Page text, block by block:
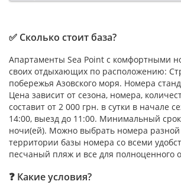
✅ Сколько стоит база?
Апартаменты Sea Point с комфортными
своих отдыхающих по расположению:
побережья Азовского моря. Номера
Цена зависит от сезона, номера,
составит от 2 000 грн. в сутки в начале
14:00, выезд до 11:00. Минимальный
ночи(ей). Можно выбрать номера разной
территории базы номера со всеми
песчаный пляж и все для полноценного
❓ Какие условия?